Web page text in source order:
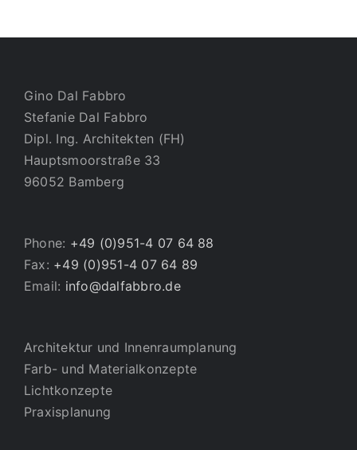
Gino Dal Fabbro
Stefanie Dal Fabbro
Dipl. Ing. Architekten (FH)
Hauptsmoorstraße 33
96052 Bamberg
Phone: +49 (0)951-4 07 64 88
Fax: +49 (0)951-4 07 64 89
Email: info@dalfabbro.de
Architektur und Innenraumplanung
Farb- und Materialkonzepte
Lichtkonzepte
Praxisplanung